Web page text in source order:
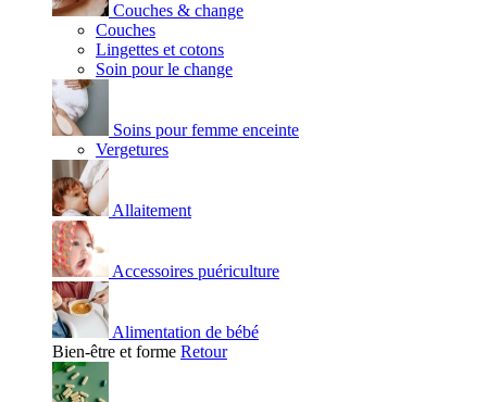
Couches & change
Couches
Lingettes et cotons
Soin pour le change
Soins pour femme enceinte
Vergetures
Allaitement
Accessoires puériculture
Alimentation de bébé
Bien-être et forme Retour